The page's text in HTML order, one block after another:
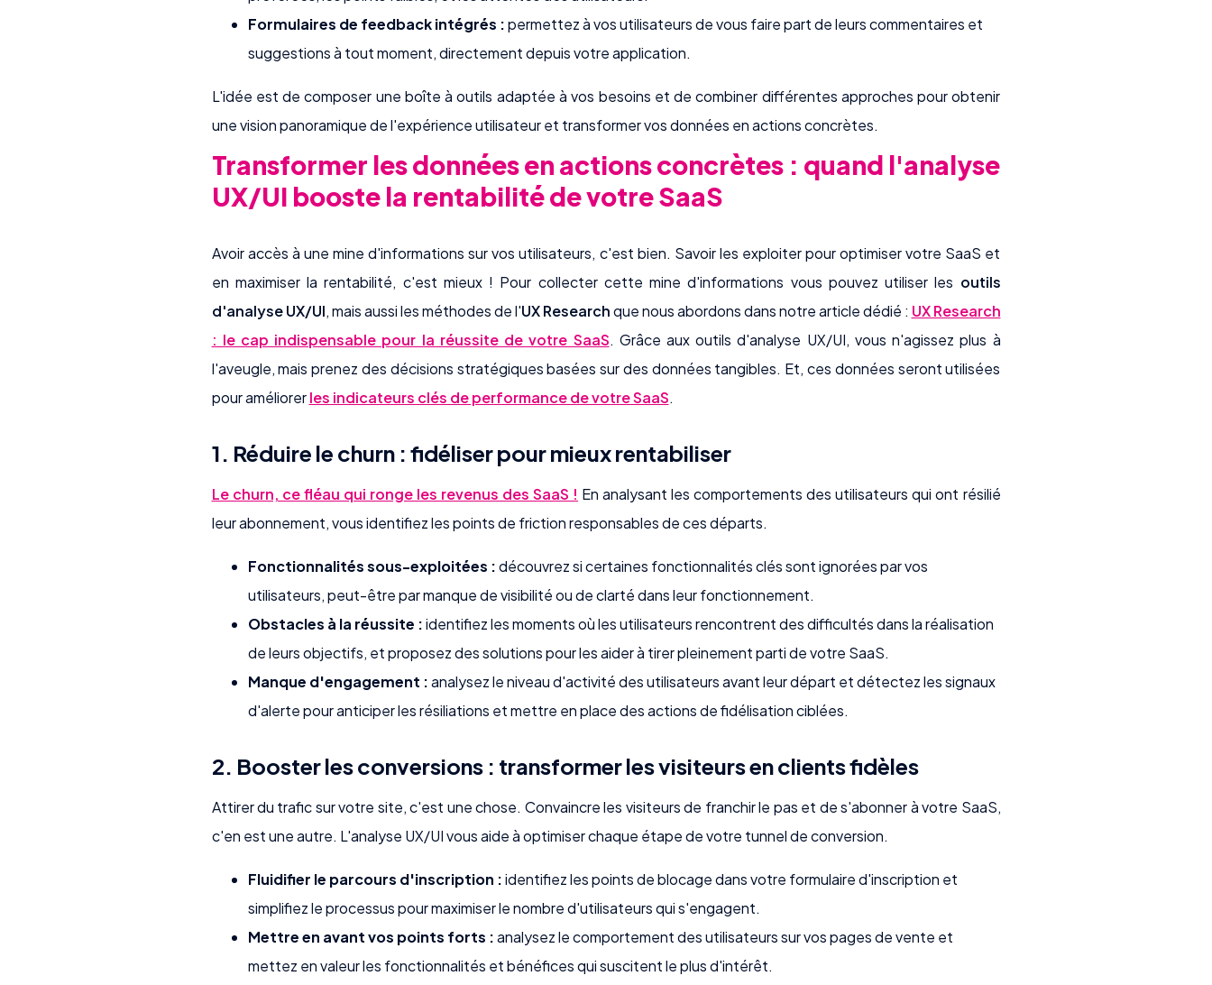
Formulaires de feedback intégrés :permettez à vos utilisateurs de vous faire part de leurs commentaires et
suggestions à tout moment, directement depuis votre application.
L'idée est de composer une boîte à outils adaptée à vos besoins et de combiner différentes approches pour obtenir
une vision panoramique de l'expérience utilisateur et transformer vos données en actions concrètes.
Transformer les données en actions concrètes : quand l'analyse
UX/UI booste la rentabilité de votre SaaS
Avoir accès à une mine d'informations sur vos utilisateurs, c'est bien. Savoir les exploiter pour optimiser votre SaaS et
en maximiser la rentabilité, c'est mieux ! Pour collecter cette mine d'informations vous pouvez utiliser les outils
d'analyse UX/UI, mais aussi les méthodes de l'UX Researchque nous abordons dans notre article dédié : UX Research
: le cap indispensable pour la réussite de votre SaaS. Grâce aux outils d'analyse UX/UI, vous n'agissez plus à
l'aveugle, mais prenez des décisions stratégiques basées sur des données tangibles. Et, ces données seront utilisées
pour améliorerles indicateurs clés de performance de votre SaaS.
1. Réduire le churn : fidéliser pour mieux rentabiliser
Le churn, ce fléau qui ronge les revenus des SaaS ! En analysant les comportements des utilisateurs qui ont résilié
leur abonnement, vous identifiez les points de friction responsables de ces départs.
Fonctionnalités sous-exploitées :découvrez si certaines fonctionnalités clés sont ignorées par vos
utilisateurs, peut-être par manque de visibilité ou de clarté dans leur fonctionnement.
Obstacles à la réussite :identifiez les moments où les utilisateurs rencontrent des difficultés dans la réalisation
de leurs objectifs, et proposez des solutions pour les aider à tirer pleinement parti de votre SaaS.
Manque d'engagement :analysez le niveau d'activité des utilisateurs avant leur départ et détectez les signaux
d'alerte pour anticiper les résiliations et mettre en place des actions de fidélisation ciblées.
2. Booster les conversions : transformer les visiteurs en clients fidèles
Attirer du trafic sur votre site, c'est une chose. Convaincre les visiteurs de franchir le pas et de s'abonner à votre SaaS,
c'en est une autre. L'analyse UX/UI vous aide à optimiser chaque étape de votre tunnel de conversion.
Fluidifier le parcours d'inscription :identifiez les points de blocage dans votre formulaire d'inscription et
simplifiez le processus pour maximiser le nombre d'utilisateurs qui s'engagent.
Mettre en avant vos points forts :analysez le comportement des utilisateurs sur vos pages de vente et
mettez en valeur les fonctionnalités et bénéfices qui suscitent le plus d'intérêt.